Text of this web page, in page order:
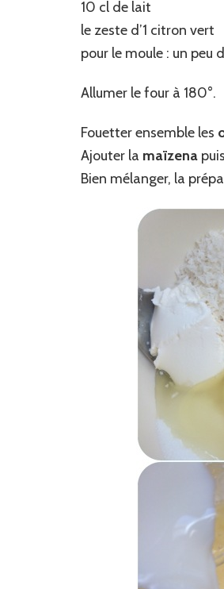
10 cl de lait
le zeste d’1 citron vert
pour le moule : un peu
Allumer le four à 180°.
Fouetter ensemble les
Ajouter la maïzena
Bien mélanger, la